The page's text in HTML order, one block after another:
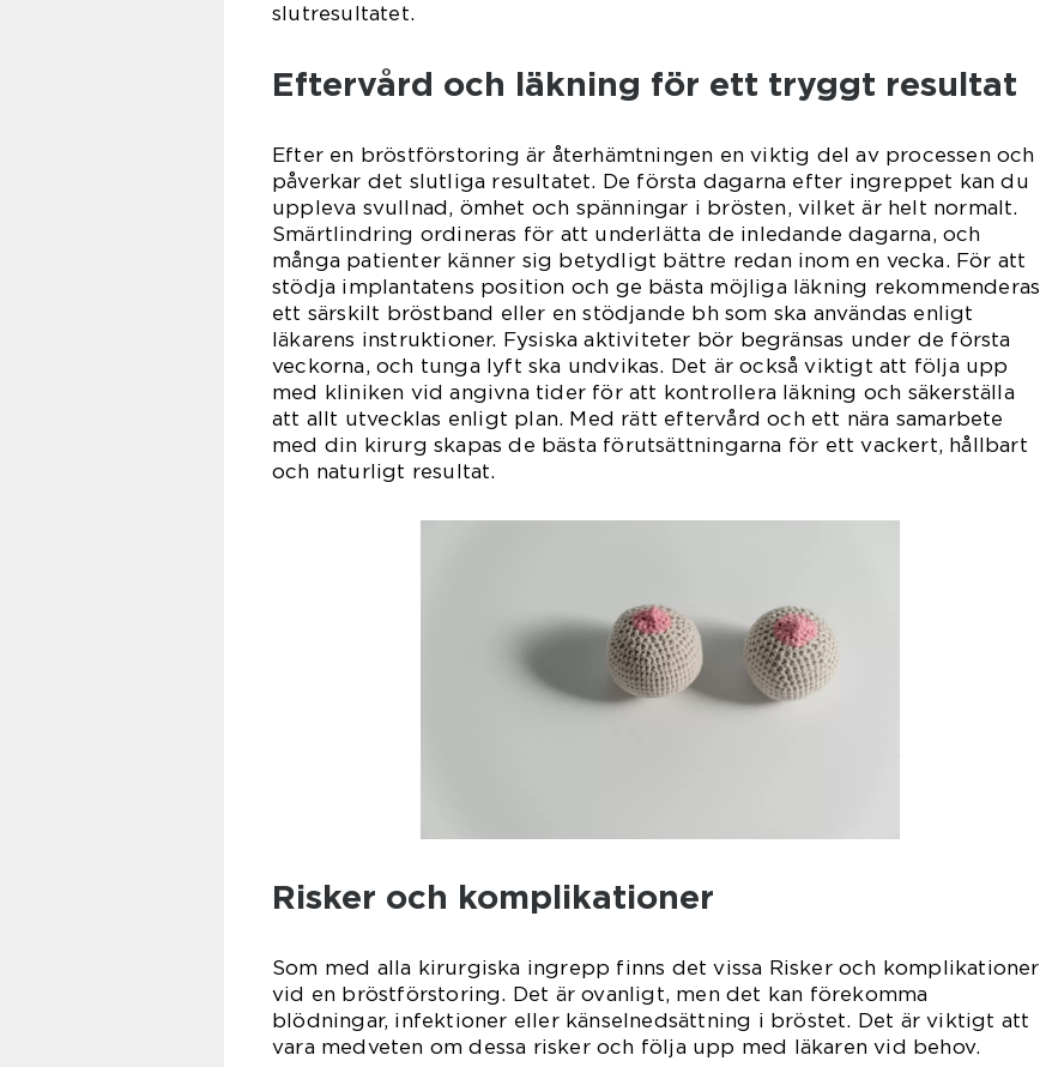
slutresultatet.
Eftervård och läkning för ett tryggt resultat
Efter en bröstförstoring är återhämtningen en viktig del av processen och
påverkar det slutliga resultatet. De första dagarna efter ingreppet kan du
uppleva svullnad, ömhet och spänningar i brösten, vilket är helt normalt.
Smärtlindring ordineras för att underlätta de inledande dagarna, och
många patienter känner sig betydligt bättre redan inom en vecka. För att
stödja implantatens position och ge bästa möjliga läkning rekommenderas
ett särskilt bröstband eller en stödjande bh som ska användas enligt
läkarens instruktioner. Fysiska aktiviteter bör begränsas under de första
veckorna, och tunga lyft ska undvikas. Det är också viktigt att följa upp
med kliniken vid angivna tider för att kontrollera läkning och säkerställa
att allt utvecklas enligt plan. Med rätt eftervård och ett nära samarbete
med din kirurg skapas de bästa förutsättningarna för ett vackert, hållbart
och naturligt resultat.
Risker och komplikationer
Som med alla kirurgiska ingrepp finns det vissa Risker och komplikationer
vid en bröstförstoring. Det är ovanligt, men det kan förekomma
blödningar, infektioner eller känselnedsättning i bröstet. Det är viktigt att
vara medveten om dessa risker och följa upp med läkaren vid behov.